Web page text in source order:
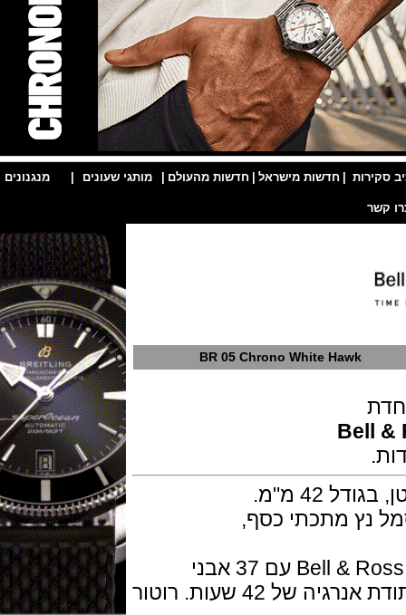
| חדשות מישראל | חדשות מהעולם | מותגי שעונים | מנגנונים |
BR 05 Chrono White Hawk
מ"מ.
מתכתי כסף,
מנגנון קליבר מכני אוטומטי Bell & Ross BR-301 עם 37 אבני
רובי,פועם 28,800 פעימות לשעה ועתודת אנרגיה של 42 שעות. רוטור